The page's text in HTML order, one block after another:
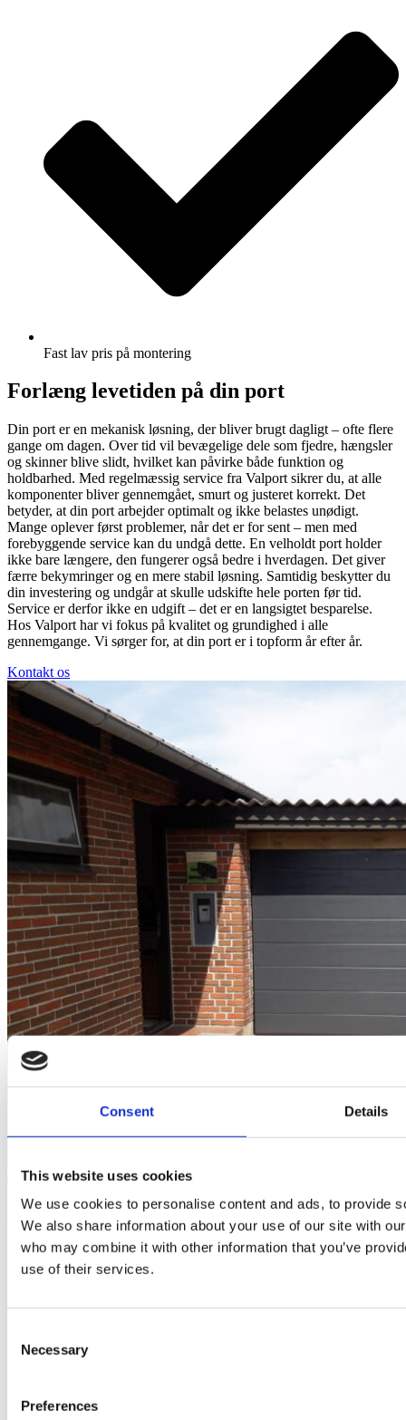
Consent Details
This website uses cookies
We use cookies to personalise content and ads, to provide
We also share information about your use of our site with
who may combine it with other information that you’ve
use of their services.
Selection
Necessary
Preferences
Fast lav pris på montering
Forlæng levetiden på din port
Din port er en mekanisk løsning, der bliver brugt dagligt – ofte flere
gange om dagen. Over tid vil bevægelige dele som fjedre, hængsler
og skinner blive slidt, hvilket kan påvirke både funktion og
holdbarhed. Med regelmæssig service fra Valport sikrer du, at alle
komponenter bliver gennemgået, smurt og justeret korrekt. Det
betyder, at din port arbejder optimalt og ikke belastes unødigt.
Mange oplever først problemer, når det er for sent – men med
forebyggende service kan du undgå dette. En velholdt port holder
ikke bare længere, den fungerer også bedre i hverdagen. Det giver
færre bekymringer og en mere stabil løsning. Samtidig beskytter du
din investering og undgår at skulle udskifte hele porten før tid.
Service er derfor ikke en udgift – det er en langsigtet besparelse.
Hos Valport har vi fokus på kvalitet og grundighed i alle
gennemgange. Vi sørger for, at din port er i topform år efter år.
Kontakt os
Kontakt os for et uforpligtende tilbud
Du har også mulighed for at downloade vores katalog for inspiration
Kontakt os
Skræddersyede løsninger